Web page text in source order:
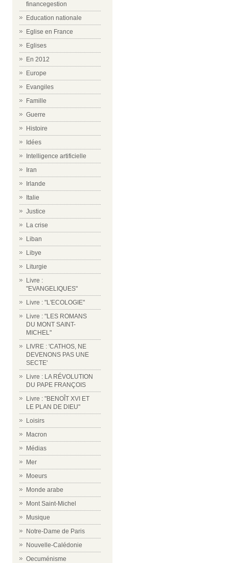
financegestion
Education nationale
Eglise en France
Eglises
En 2012
Europe
Evangiles
Famille
Guerre
Histoire
Idées
Intelligence artificielle
Iran
Irlande
Italie
Justice
La crise
Liban
Libye
Liturgie
Livre :
"EVANGELIQUES"
Livre : "L'ECOLOGIE"
Livre : "LES ROMANS
DU MONT SAINT-
MICHEL"
LIVRE : 'CATHOS, NE
DEVENONS PAS UNE
SECTE'
Livre : LA RÉVOLUTION
DU PAPE FRANÇOIS
Livre : "BENOÎT XVI ET
LE PLAN DE DIEU"
Loisirs
Macron
Médias
Mer
Moeurs
Monde arabe
Mont Saint-Michel
Musique
Notre-Dame de Paris
Nouvelle-Calédonie
Oecuménisme